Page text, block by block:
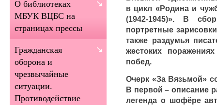
в цикл «Родина и
(1942-1945)». В
портретные
также раздумья
жестоких
побед.
Очерк «За Вязьмой»
В первой – описание
легенда о шофёре
О библиотеках
МБУК ВЦБС на
страницах прессы
Гражданская
оборона и
чрезвычайные
ситуации.
Противодействие